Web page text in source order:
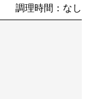
調理時間：なし